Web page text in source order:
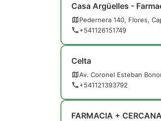
Casa Argüelles -
Pedernera 140, Flores,
+541126151749
Celta
Av. Coronel Esteban
+541121393792
FARMACIA + CERCANA